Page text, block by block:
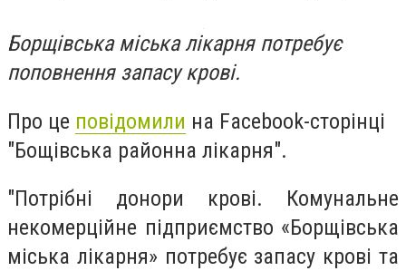
Борщівська міська лікарня потребує
поповнення запасу крові.
Про це повідомили на Facebook-сторінці
"Бощівська районна лікарня".
"Потрібні донори крові. Комунальне
некомерційне підприємство «Борщівська
міська лікарня» потребує запасу крові та